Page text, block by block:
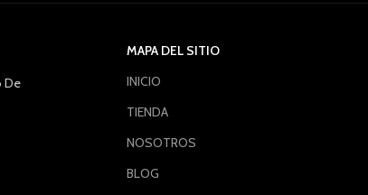
De
MAPA DEL SITIO
INICIO
TIENDA
NOSOTROS
BLOG